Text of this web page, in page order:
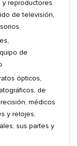
y reproductores
de televisión,
de
ópticos,
de
médicos
y relojes;
sus partes y